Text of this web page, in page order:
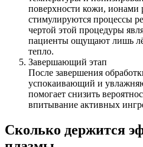
поверхности кожи, ионами
стимулируются процессы
чертой этой процедуры
пациенты ощущают лишь
тепло.
Завершающий этап
После завершения
успокаивающий и
помогает снизить
впитывание активных
Сколько держится